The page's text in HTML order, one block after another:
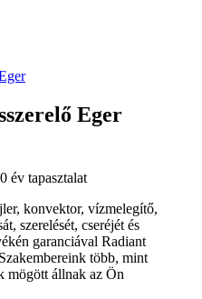
Eger
év tapasztalat
konvektor, vízmelegítő,
szerelését, cseréjét és
garanciával Radiant
több, mint
mögött állnak az Ön